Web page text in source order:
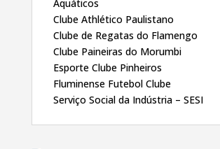
Aquáticos
Clube Athlético Paulistano
Clube de Regatas do Flamengo
Clube Paineiras do Morumbi
Esporte Clube Pinheiros
Fluminense Futebol Clube
Serviço Social da Indústria – SESI